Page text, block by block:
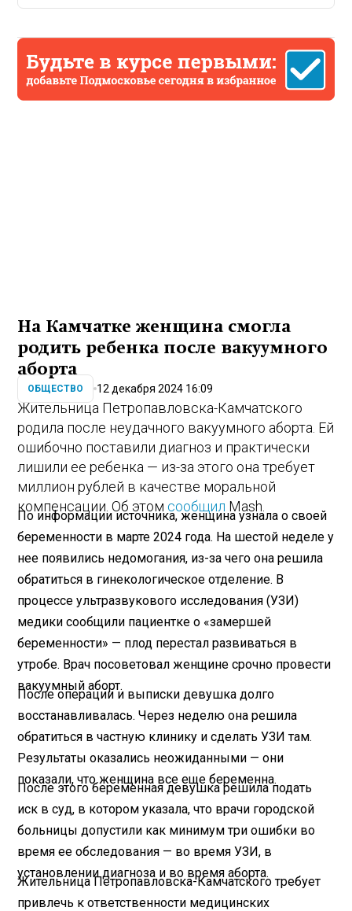
На Камчатке женщина смогла
родить ребенка после вакуумного
аборта
ОБЩЕСТВО 12 декабря 2024 16:09
Жительница Петропавловска-Камчатского
родила после неудачного вакуумного аборта. Ей
ошибочно поставили диагноз и практически
лишили ее ребенка — из-за этого она требует
миллион рублей в качестве моральной
компенсации. Об этом сообщил Mash.
По информации источника, женщина узнала о своей
беременности в марте 2024 года. На шестой неделе у
нее появились недомогания, из-за чего она решила
обратиться в гинекологическое отделение. В
процессе ультразвукового исследования (УЗИ)
медики сообщили пациентке о «замершей
беременности» — плод перестал развиваться в
утробе. Врач посоветовал женщине срочно провести
вакуумный аборт.
После операции и выписки девушка долго
восстанавливалась. Через неделю она решила
обратиться в частную клинику и сделать УЗИ там.
Результаты оказались неожиданными — они
показали, что женщина все еще беременна.
После этого беременная девушка решила подать
иск в суд, в котором указала, что врачи городской
больницы допустили как минимум три ошибки во
время ее обследования — во время УЗИ, в
установлении диагноза и во время аборта.
Жительница Петропавловска-Камчатского требует
привлечь к ответственности медицинских